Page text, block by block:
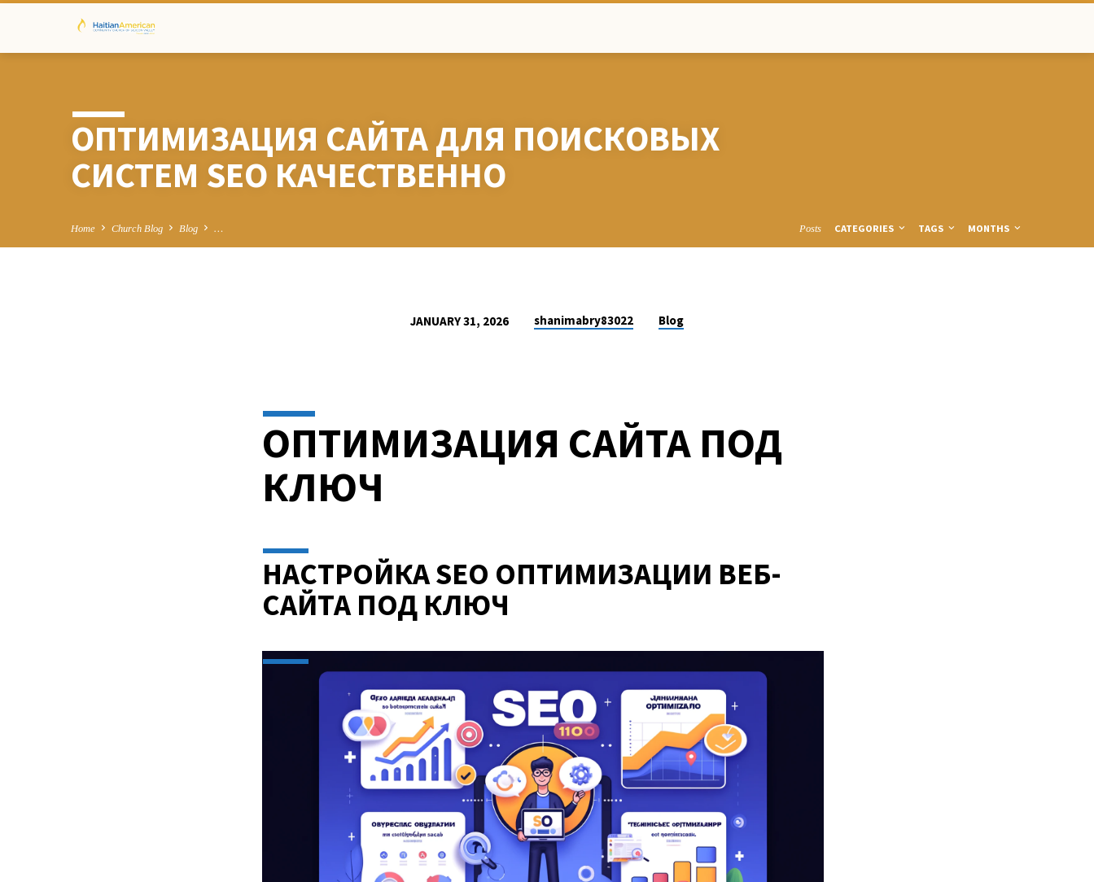
ОПТИМИЗАЦИЯ САЙТА ДЛЯ ПОИСКОВЫХ
СИСТЕМ SEO КАЧЕСТВЕННО
Home Church Blog Blog … Posts CATEGORIES TAGS MONTHS
ПОИСКОВЫХ
КАЧЕСТВЕННО
JANUARY 31, 2026 shanimabry83022 Blog
ОПТИМИЗАЦИЯ САЙТА ПОД
КЛЮЧ
НАСТРОЙКА SEO ОПТИМИЗАЦИИ ВЕБ-
САЙТА ПОД КЛЮЧ